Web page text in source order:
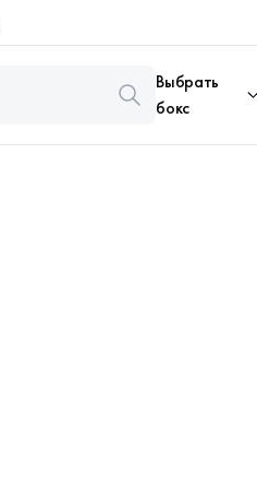
Выбрать
бокс